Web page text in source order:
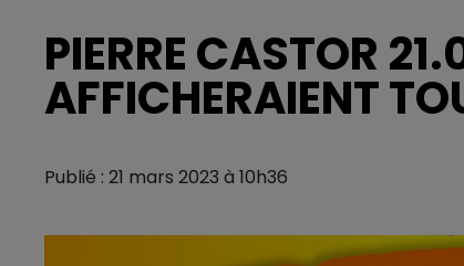
PIERRE CASTOR
AFFICHERAIENT
Publié : 21 mars 2023 à 10h36